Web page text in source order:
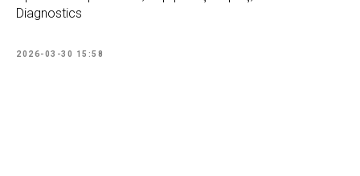
Diagnostics
2026-03-30 15:58